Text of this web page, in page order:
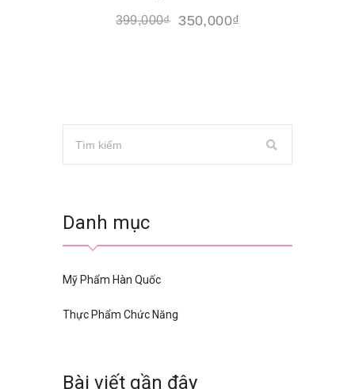
399,000₫ 350,000₫
Danh mục
Mỹ Phẩm Hàn Quốc
Thực Phẩm Chức Năng
Bài viết gần đây